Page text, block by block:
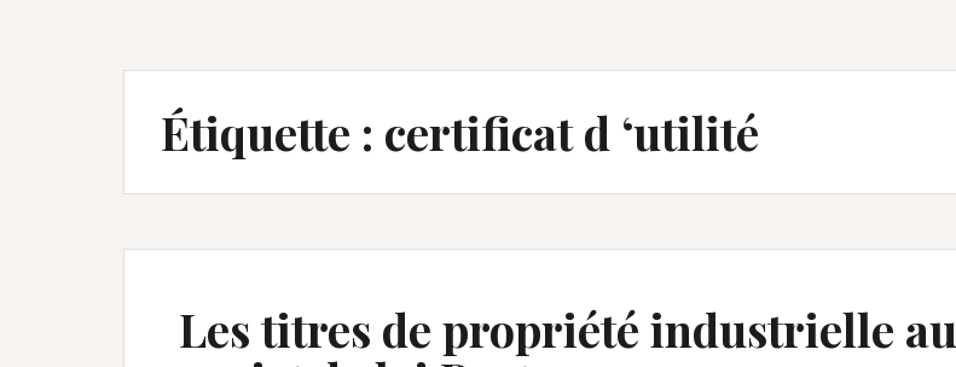
Étiquette : certificat d ‘utilité
Les titres de propriété industrielle au